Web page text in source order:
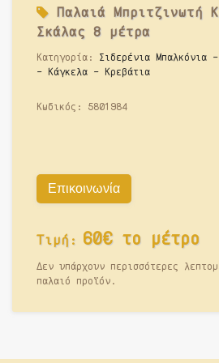
Παλαιά Μπριτζινωτή
Σκάλας 8 μέτρα
Κατηγορία: Σιδερένια Μπαλκόνια
- Κάγκελα - Κρεβάτια
Κωδικός: 5801984
Επικοινωνία
Τιμή: 60€ το μέτρο
Δεν υπάρχουν περισσότερες
παλαιό προϊόν.